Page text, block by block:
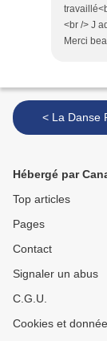
<br /> J
Merci
< La
Hébergé par
Top articles
Pages
Contact
Signaler un abus
C.G.U.
Cookies et